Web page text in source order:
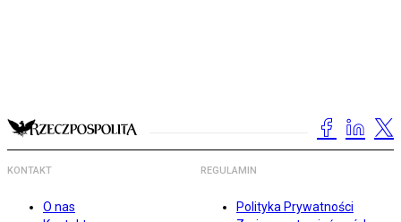
KONTAKT
O nas
REGULAMIN
Polityka Prywatności